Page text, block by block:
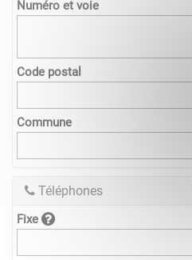
Numéro et voie
Code postal
Commune
Téléphones
Fixe